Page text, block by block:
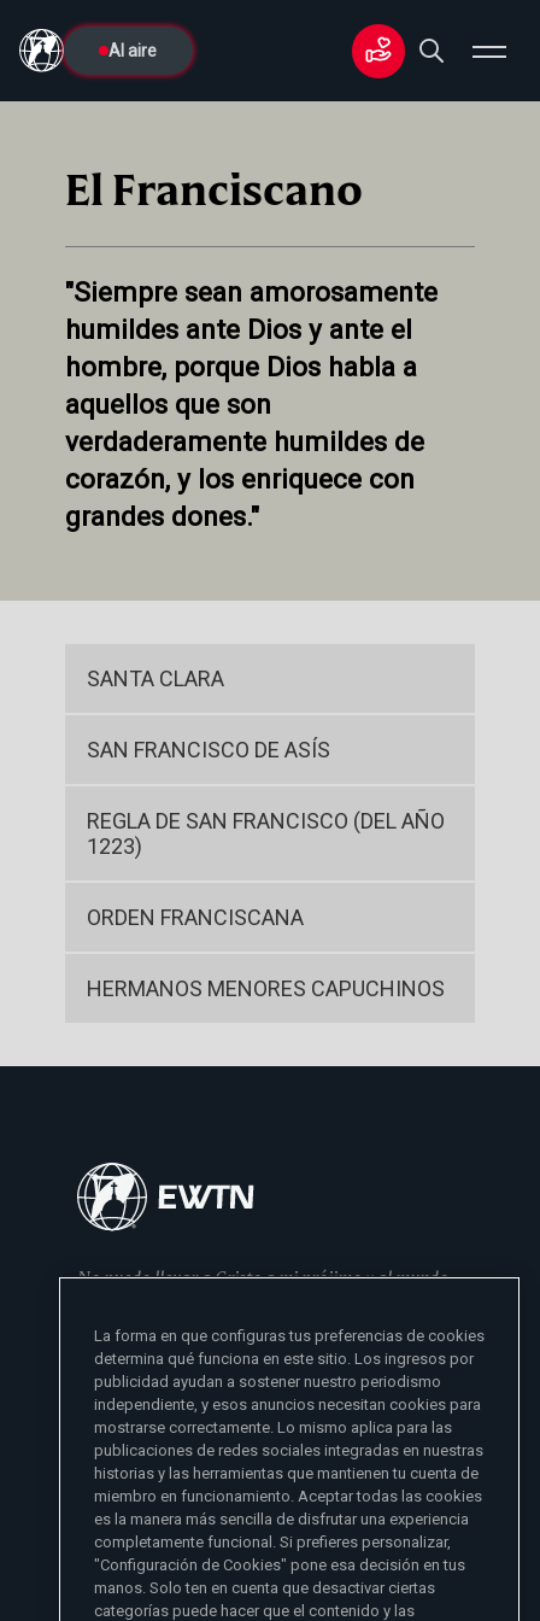
Al aire
El Franciscano
"Siempre sean amorosamente
humildes ante Dios y ante el
hombre, porque Dios habla a
aquellos que son
verdaderamente humildes de
corazón, y los enriquece con
grandes dones."
SANTA CLARA
SAN FRANCISCO DE ASÍS
REGLA DE SAN FRANCISCO (DEL AÑO
1223)
ORDEN FRANCISCANA
HERMANOS MENORES CAPUCHINOS
No puedo llevar a Cristo a mi prójimo y al mundo
- Madre Angelica
Sitios de noticias EWTN
Aci Prensa
ChurchPOP
Afiliados
English
Más información
La forma en que configuras tus preferencias de cookies
determina qué funciona en este sitio. Los ingresos por
publicidad ayudan a sostener nuestro periodismo
independiente, y esos anuncios necesitan cookies para
mostrarse correctamente. Lo mismo aplica para las
publicaciones de redes sociales integradas en nuestras
historias y las herramientas que mantienen tu cuenta de
miembro en funcionamiento. Aceptar todas las cookies
es la manera más sencilla de disfrutar una experiencia
completamente funcional. Si prefieres personalizar,
"Configuración de Cookies" pone esa decisión en tus
manos. Solo ten en cuenta que desactivar ciertas
categorías puede hacer que el contenido y las